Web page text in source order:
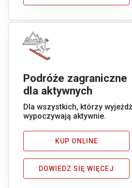
Podróże zagraniczne
dla aktywnych
Dla wszystkich, którzy
wypoczywają aktywnie.
KUP ONLINE
DOWIEDZ SIĘ WIĘCEJ